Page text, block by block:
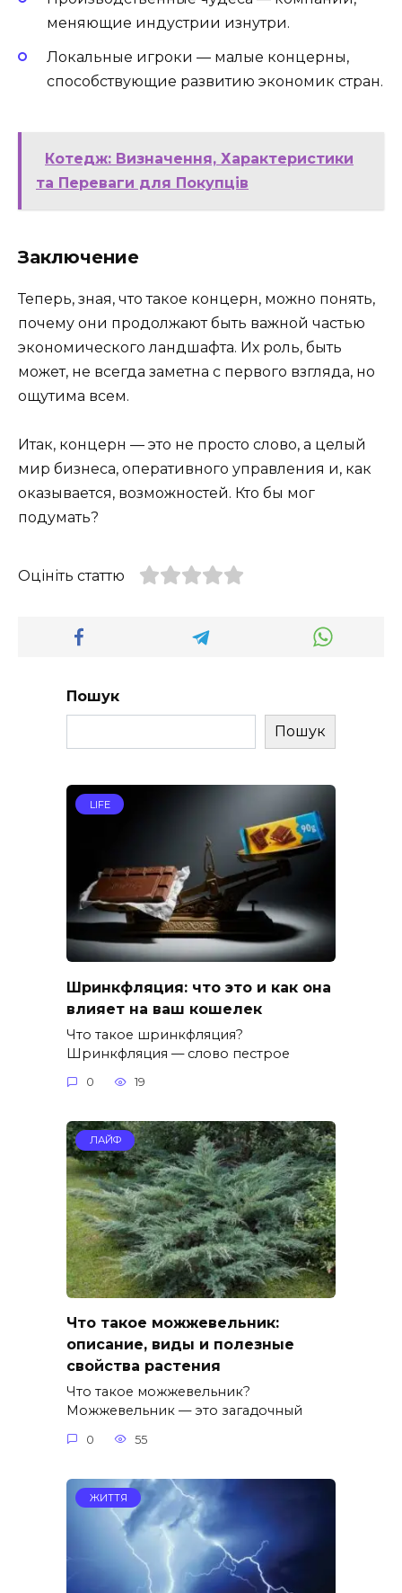
меняющие индустрии изнутри.
Локальные игроки — малые концерны,
способствующие развитию экономик стран.
Котедж: Визначення, Характеристики
та Переваги для Покупців
Заключение
Теперь, зная, что такое концерн, можно понять,
почему они продолжают быть важной частью
экономического ландшафта. Их роль, быть
может, не всегда заметна с первого взгляда, но
ощутима всем.
Итак, концерн — это не просто слово, а целый
мир бизнеса, оперативного управления и, как
оказывается, возможностей. Кто бы мог
подумать?
Оцініть статтю
Пошук
Пошук
LIFE
Шринкфляция: что это и как она
влияет на ваш кошелек
Что такое шринкфляция?
Шринкфляция — слово пестрое
0 19
ЛАЙФ
Что такое можжевельник:
описание, виды и полезные
свойства растения
Что такое можжевельник?
Можжевельник — это загадочный
0 55
ЖИТТЯ